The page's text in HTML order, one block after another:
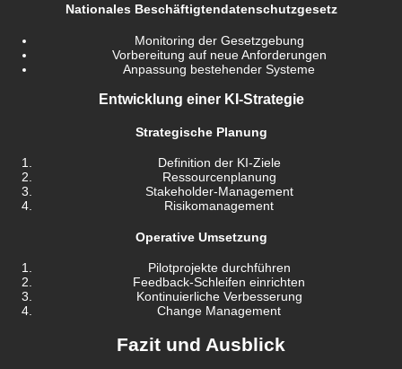
Nationales Beschäftigtendatenschutzgesetz
Monitoring der Gesetzgebung
Vorbereitung auf neue Anforderungen
Anpassung bestehender Systeme
Entwicklung einer KI-Strategie
Strategische Planung
Definition der KI-Ziele
Ressourcenplanung
Stakeholder-Management
Risikomanagement
Operative Umsetzung
Pilotprojekte durchführen
Feedback-Schleifen einrichten
Kontinuierliche Verbesserung
Change Management
Fazit und Ausblick